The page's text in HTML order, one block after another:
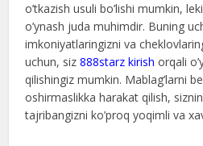
o’tkazish usuli bo’lishi mumkin,
o’ynash juda muhimdir. Buning
imkoniyatlaringizni va
uchun, siz888starz kirish orqali
qilishingiz mumkin. Mablag’larni
oshirmaslikka harakat qilish,
tajribangizni ko’proq yoqimli va